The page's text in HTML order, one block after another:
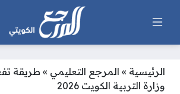
الرئيسية » المرجع التعليمي » طريقة
وزارة التربية الكويت 2026